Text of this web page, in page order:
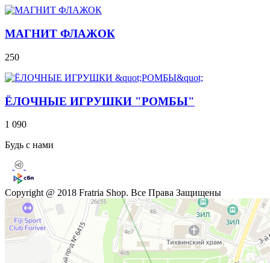
МАГНИТ ФЛАЖОК
250
ЁЛОЧНЫЕ ИГРУШКИ "РОМБЫ"
1 090
Будь с нами
Copyright @ 2018 Fratria Shop. Все Права Защищены